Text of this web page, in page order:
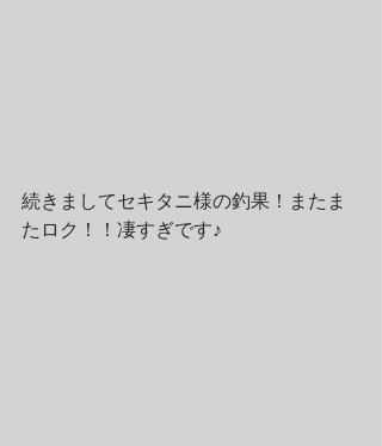
続きましてセキタニ様の釣果！またま
たロク！！凄すぎです♪